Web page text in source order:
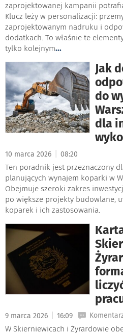
zaprojektowanej kampanii
Klucz leży w personalizacji:
zaprojektowanym nadruku i
dodatkach. To właśnie te
tylko kolejnym...
Jak
do
dla
10 marca 2026 08:20
Ten poradnik jest przeznaczony
planujących wynajem koparki w
Obejmuje szeroki zakres
po większe projekty budowlane,
koparek i ich zastosowania.
9 marca 2026 16:09
W Skierniewicach i Żyrardowie